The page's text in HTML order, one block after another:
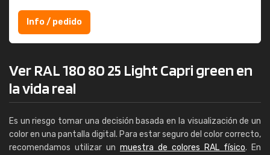
Info / pedido
Ver RAL 180 80 25 Light Capri green en
la vida real
Es un riesgo tomar una decisión basada en la visualización de un
color en una pantalla digital. Para estar seguro del color correcto,
recomendamos utilizar un muestra de colores RAL físico. En